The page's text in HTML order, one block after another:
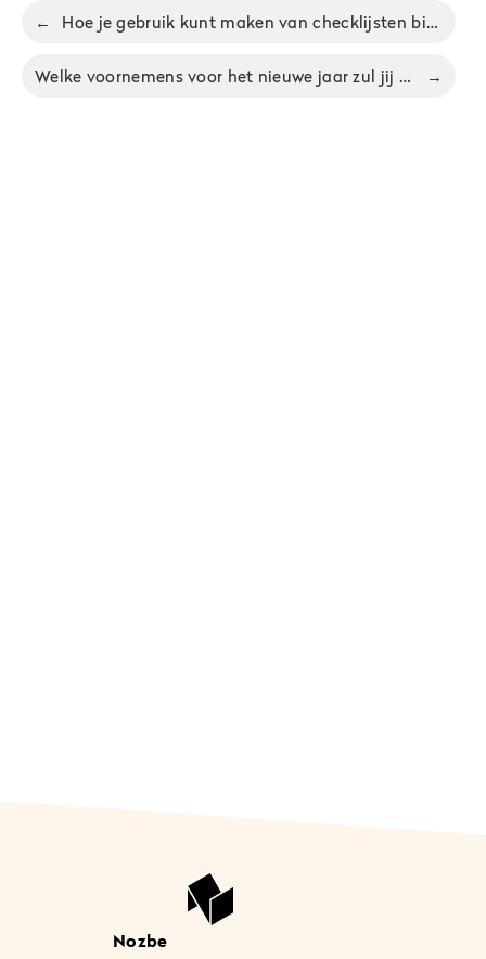
← Hoe je gebruik kunt maken van checklijsten binnen Nozbe – Deel 11 van onze maandelijkse FAQ serie
Welke voornemens voor het nieuwe jaar zul jij volhouden? →
Nozbe